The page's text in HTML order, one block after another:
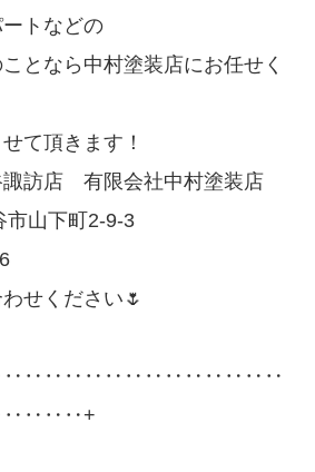
トなどの
となら中村塗装店にお任せく
て頂きます！
諏訪店 有限会社中村塗装店
山下町2-9-3
せください🌷